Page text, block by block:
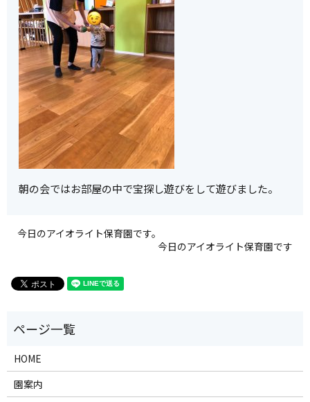
朝の会ではお部屋の中で宝探し遊びをして遊びました。
今日のアイオライト保育園です。
今日のアイオライト保育園です
HOME
園案内